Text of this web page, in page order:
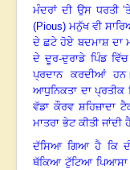
ਮੰਦਰਾਂ ਦੀ ਉਸ ਧਰਤੀ
(Pious)ਮਨੁੱਖ ਵੀ
ਦੇ ਛਟੇ ਹੋਏ ਬਦਮਾਸ਼ ਦਾ
ਦੇ ਦੂਰ-ਦੁਰਾਡੇ ਪਿੰਡ
ਪ੍ਰਦਾਨ ਕਰਦੀਆਂ ਹਨ
ਆਧੁਨਿਕਤਾ ਦਾ ਪ੍ਰਤੀਕ
ਵੱਡਾ ਕੌਰਵ
ਮਾਤਰਾ ਭੇਟ ਕੀਤੀ ਜਾਂਦੀ
ਦੱਸਿਆ ਗਿਆ ਹੈ ਕਿ
ਥੱਕਿਆ ਟੁੱਟਿਆ